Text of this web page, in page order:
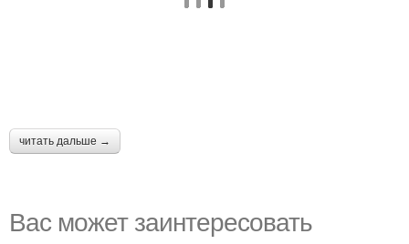
читать дальше →
Вас может заинтересовать